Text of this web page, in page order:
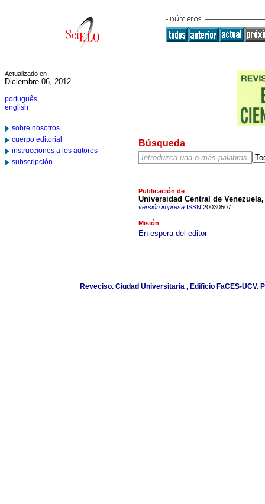
Actualizado en
Diciembre 06, 2012
português
english
sobre nosotros
cuerpo editorial
instrucciones a los autores
subscripción
Búsqueda
Publicación de
Universidad Central de Venezuela,
versión impresaISSN 20030507
Misión
En espera del editor
Reveciso. Ciudad Universitaria , Edificio FaCES-UCV.